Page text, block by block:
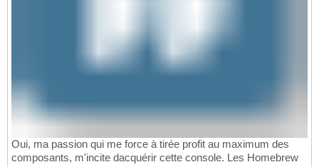
Oui, ma passion qui me force à tirée profit au maximum des
composants, m'incite dacquérir cette console. Les Homebrew